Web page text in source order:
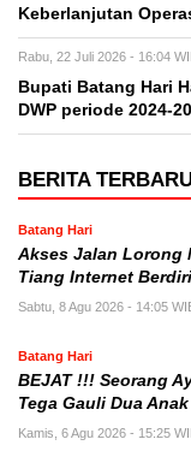
Keberlanjutan
Rabu, 22 Juli 2026 - 16:04
Bupati Batang Hari
DWP periode 2024-
BERITA
Batang Hari
Akses Jalan Lorong
Tiang Internet
Sabtu, 8 Agu 2026 - 14:05
Batang Hari
BEJAT !!! Seorang
Tega Gauli Dua
Kamis, 6 Agu 2026 - 15:25